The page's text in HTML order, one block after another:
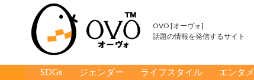
OVO [オーヴォ]
話題の情報を発信するサイト
コンテンツへ移動
SDGs ジェンダー ライフスタイル エンタメ